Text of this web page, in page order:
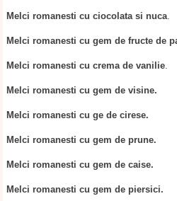
Melci romanesti cu ciocolata si nuca.
Melci romanesti cu gem de fructe de
Melci romanesti cu crema de vanilie.
Melci romanesti cu gem de visine.
Melci romanesti cu ge de cirese.
Melci romanesti cu gem de prune.
Melci romanesti cu gem de caise.
Melci romanesti cu gem de piersici.